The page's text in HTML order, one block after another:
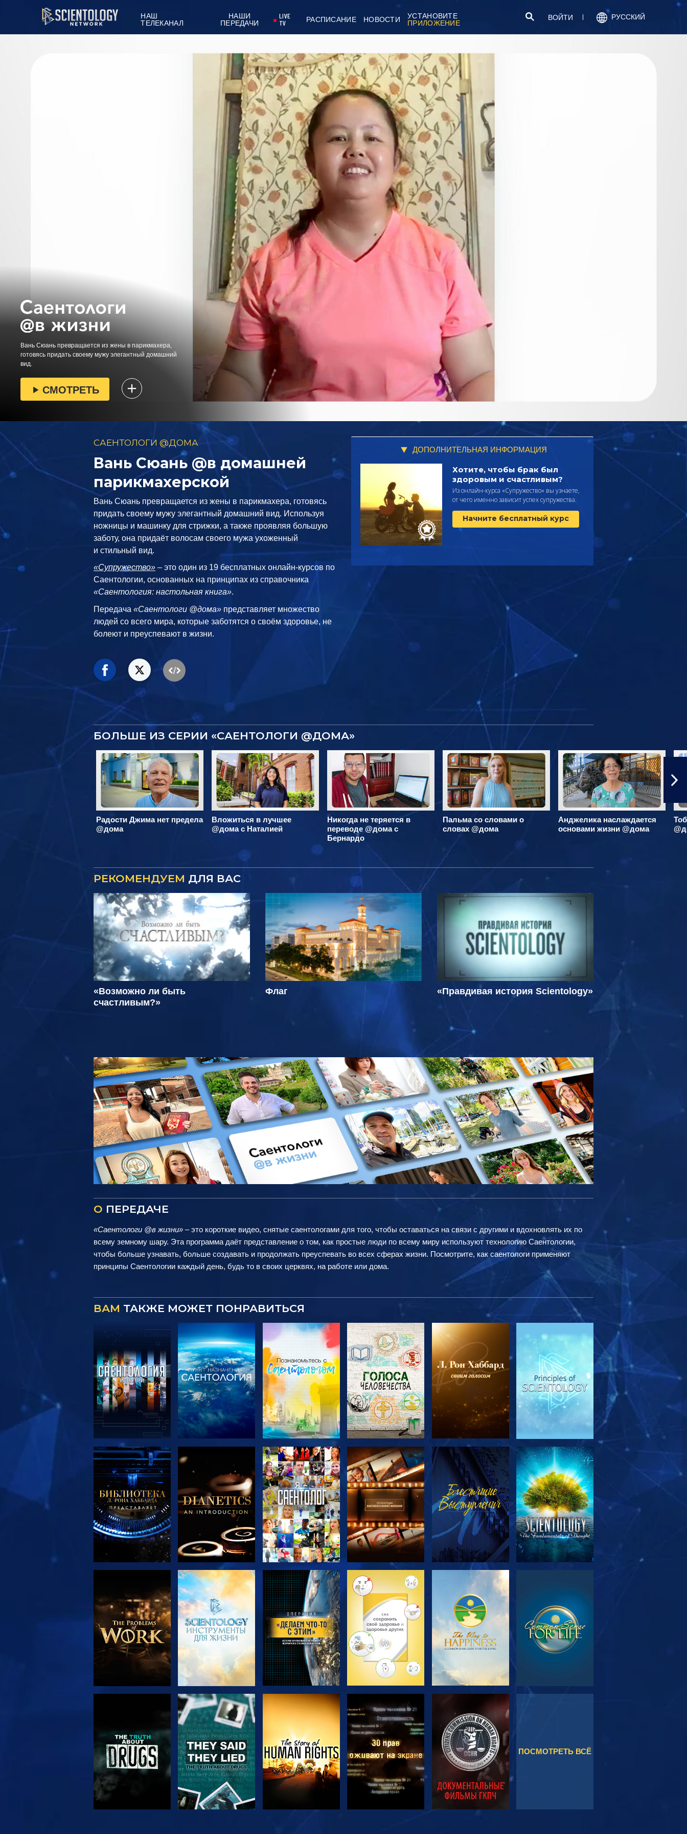
НАШ
ТЕЛЕКАНАЛ
НАШИ
ПЕРЕДАЧИ
LIVE
TV
РАСПИСАНИЕ НОВОСТИ
УСТАНОВИТЕ
ПРИЛОЖЕНИЕ
ВОЙТИ РУССКИЙ
Вань Сюань превращается из жены в парикмахера,
готовясь придать своему мужу элегантный домашний
вид.
СМОТРЕТЬ
САЕНТОЛОГИ @ДОМА
Вань Сюань @в домашней
парикмахерской
Вань Сюань превращается из жены в парикмахера, готовясь
придать своему мужу элегантный домашний вид. Используя
ножницы и машинку для стрижки, а также проявляя большую
заботу, она придаёт волосам своего мужа ухоженный
и стильный вид.
«Супружество» – это один из 19 бесплатных онлайн-курсов по
Саентологии, основанных на принципах из справочника
«Саентология: настольная книга».
Передача«Саентологи @дома» представляет множество
людей со всего мира, которые заботятся о своём здоровье, не
болеют и преуспевают в жизни.
ДОПОЛНИТЕЛЬНАЯ ИНФОРМАЦИЯ
Хотите, чтобы брак был
здоровым и счастливым?
Из онлайн-курса «Супружество» вы узнаете,
от чего именно зависит успех супружества.
Начните бесплатный курс
БОЛЬШЕ ИЗ СЕРИИ «САЕНТОЛОГИ @ДОМА»
Радости Джима нет предела
@дома
Вложиться в лучшее
@дома с Наталией
Никогда не теряется в
переводе @дома с
Бернардо
Пальма со словами о
словах @дома
Анджелика наслаждается
основами жизни @дома
РЕКОМЕНДУЕМ ДЛЯ ВАС
«Возможно ли быть
счастливым?»
Флаг «Правдивая история Scientology»
О ПЕРЕДАЧЕ
«Саентологи @в жизни» – это короткие видео, снятые саентологами для того, чтобы оставаться на связи с другими и вдохновлять их по
всему земному шару. Эта программа даёт представление о том, как простые люди по всему миру используют технологию Саентологии,
чтобы больше узнавать, больше создавать и продолжать преуспевать во всех сферах жизни. Посмотрите, как саентологи применяют
принципы Саентологии каждый день, будь то в своих церквях, на работе или дома.
ВАМ ТАКЖЕ МОЖЕТ ПОНРАВИТЬСЯ
СМОТРЕТЬ
ПЕРЕДАЧИ
СМОТРЕТЬ
ПЕРЕДАЧИ
СМОТРЕТЬ
ПЕРЕДАЧИ
СМОТРЕТЬ
ПЕРЕДАЧИ
СМОТРЕТЬ
ПЕРЕДАЧИ
СМОТРЕТЬ
СМОТРЕТЬ
ПЕРЕДАЧИ
СМОТРЕТЬ
СМОТРЕТЬ
ПЕРЕДАЧИ
СМОТРЕТЬ
ПЕРЕДАЧИ
СМОТРЕТЬ
ПЕРЕДАЧИ
СМОТРЕТЬ СМОТРЕТЬ СМОТРЕТЬ СМОТРЕТЬ
ПОСМОТРЕТЬ ВСЁ